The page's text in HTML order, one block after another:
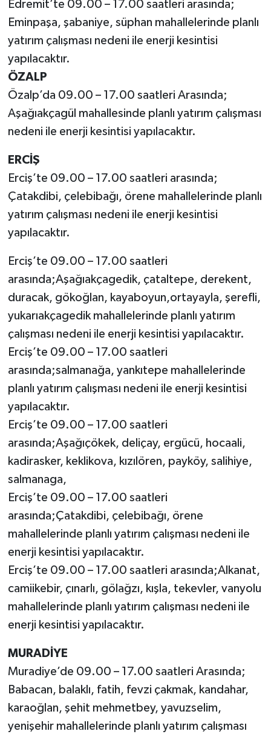
Edremit’te 09.00 – 17.00 saatleri arasında;
Eminpaşa, şabaniye, süphan mahallelerinde planlı
yatırım çalışması nedeni ile enerji kesintisi
yapılacaktır.
ÖZALP
Özalp’da 09.00 – 17.00 saatleri Arasında;
Aşağıakçagül mahallesinde planlı yatırım çalışması
nedeni ile enerji kesintisi yapılacaktır.
ERCİŞ
Erciş’te 09.00 – 17.00 saatleri arasında;
Çatakdibi, çelebibağı, örene mahallelerinde planlı
yatırım çalışması nedeni ile enerji kesintisi
yapılacaktır.
Erciş’te 09.00 – 17.00 saatleri
arasında;Aşağıakçagedik, çataltepe, derekent,
duracak, gökoğlan, kayaboyun,ortayayla, şerefli,
yukarıakçagedik mahallelerinde planlı yatırım
çalışması nedeni ile enerji kesintisi yapılacaktır.
Erciş’te 09.00 – 17.00 saatleri
arasında;salmanağa, yankıtepe mahallelerinde
planlı yatırım çalışması nedeni ile enerji kesintisi
yapılacaktır.
Erciş’te 09.00 – 17.00 saatleri
arasında;Aşağıçökek, deliçay, ergücü, hocaali,
kadirasker, keklikova, kızılören, payköy, salihiye,
salmanaga,
Erciş’te 09.00 – 17.00 saatleri
arasında;Çatakdibi, çelebibağı, örene
mahallelerinde planlı yatırım çalışması nedeni ile
enerji kesintisi yapılacaktır.
Erciş’te 09.00 – 17.00 saatleri arasında;Alkanat,
camiikebir, çınarlı, gölağzı, kışla, tekevler, vanyolu
mahallelerinde planlı yatırım çalışması nedeni ile
enerji kesintisi yapılacaktır.
MURADİYE
Muradiye’de 09.00 – 17.00 saatleri Arasında;
Babacan, balaklı, fatih, fevzi çakmak, kandahar,
karaoğlan, şehit mehmetbey, yavuzselim,
yenişehir mahallelerinde planlı yatırım çalışması